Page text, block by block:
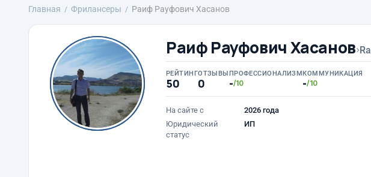
Главная Фрилансеры Раиф Рауфович Хасанов
Раиф Рауфович Хасанов›
РЕЙТИНГ
50
ОТЗЫВЫ
0
ПРОФЕССИОНАЛИЗМ
-/10
КОММУНИКАЦИЯ
-/10
На сайте с
2026 года
Юридический
статус
ИП